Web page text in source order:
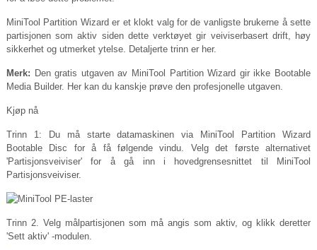
MiniTool Partition Wizard er et klokt valg for de vanligste brukerne å sette
partisjonen som aktiv siden dette verktøyet gir veiviserbasert drift, høy
sikkerhet og utmerket ytelse. Detaljerte trinn er her.
Merk: Den gratis utgaven av MiniTool Partition Wizard gir ikke Bootable
Media Builder. Her kan du kanskje prøve den profesjonelle utgaven.
Kjøp nå
Trinn 1: Du må starte datamaskinen via MiniTool Partition Wizard
Bootable Disc for å få følgende vindu. Velg det første alternativet
'Partisjonsveiviser' for å gå inn i hovedgrensesnittet til MiniTool
Partisjonsveiviser.
Trinn 2. Velg målpartisjonen som må angis som aktiv, og klikk deretter
'Sett aktiv' -modulen.